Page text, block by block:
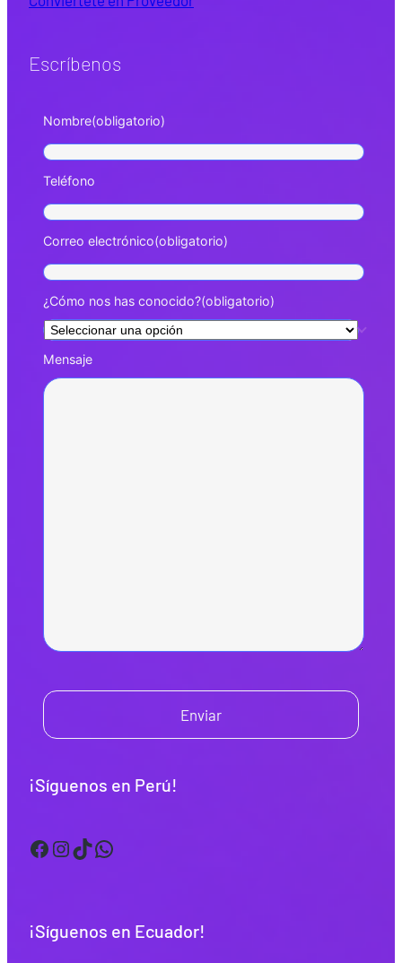
Escríbenos
Nombre(obligatorio)
Teléfono
Correo electrónico(obligatorio)
¿Cómo nos has conocido?(obligatorio)
Mensaje
Enviar
¡Síguenos en Perú!
Facebook InstagramTikTok WhatsApp
¡Síguenos en Ecuador!